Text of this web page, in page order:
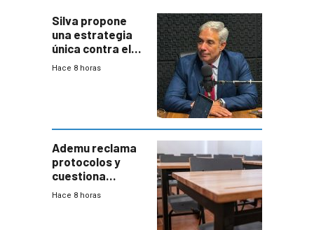
Silva propone
una estrategia
única contra el
narcotráfico y
Hace 8 horas
Ademu reclama
protocolos y
cuestiona
demora de
Hace 8 horas